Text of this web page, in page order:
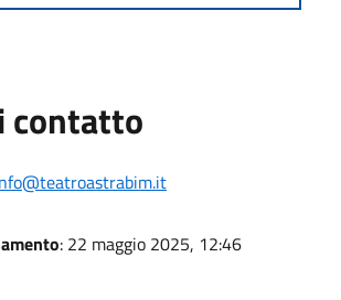
contatto
: 22 maggio 2025, 12:46